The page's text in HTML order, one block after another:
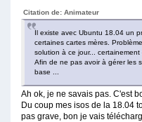
Citation de: Animateur
Il existe avec Ubuntu 18.04 un
certaines cartes mères.
solution à ce jour...
Afin de ne pas avoir à gérer les
base ...
Ah ok, je ne savais pas. C'est
Du coup mes isos de la 18.04
pas grave, bon je vais